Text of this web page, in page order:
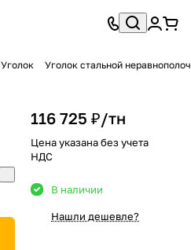
Уголок Уголок стальной
116 725 ₽/тн
Цена указана без учета
НДС
В наличии
Нашли дешевле?